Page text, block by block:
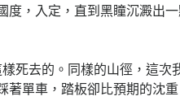
，入定，直到黑瞳沉澱出
去的。同樣的山徑，這次
單車，踏板卻比預期的沈